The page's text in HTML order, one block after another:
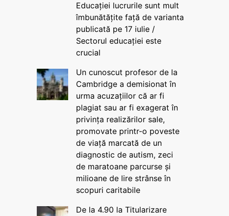
Educației lucrurile sunt mult
îmbunătățite față de varianta
publicată pe 17 iulie /
Sectorul educației este
crucial
Un cunoscut profesor de la
Cambridge a demisionat în
urma acuzațiilor că ar fi
plagiat sau ar fi exagerat în
privința realizărilor sale,
promovate printr-o poveste
de viață marcată de un
diagnostic de autism, zeci
de maratoane parcurse și
milioane de lire strânse în
scopuri caritabile
De la 4.90 la Titularizare